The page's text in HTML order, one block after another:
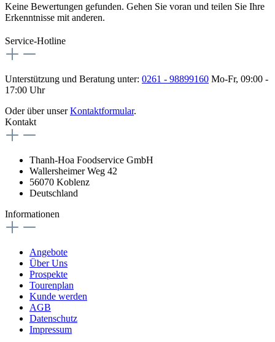
Keine Bewertungen gefunden. Gehen Sie voran und teilen Sie Ihre
Erkenntnisse mit anderen.
Service-Hotline
Unterstützung und Beratung unter: 0261 - 98899160 Mo-Fr, 09:00 -
17:00 Uhr
Oder über unserKontaktformular.
Kontakt
Thanh-Hoa Foodservice GmbH
Wallersheimer Weg 42
56070 Koblenz
Deutschland
Informationen
Angebote
Über Uns
Prospekte
Tourenplan
Kunde werden
AGB
Datenschutz
Impressum